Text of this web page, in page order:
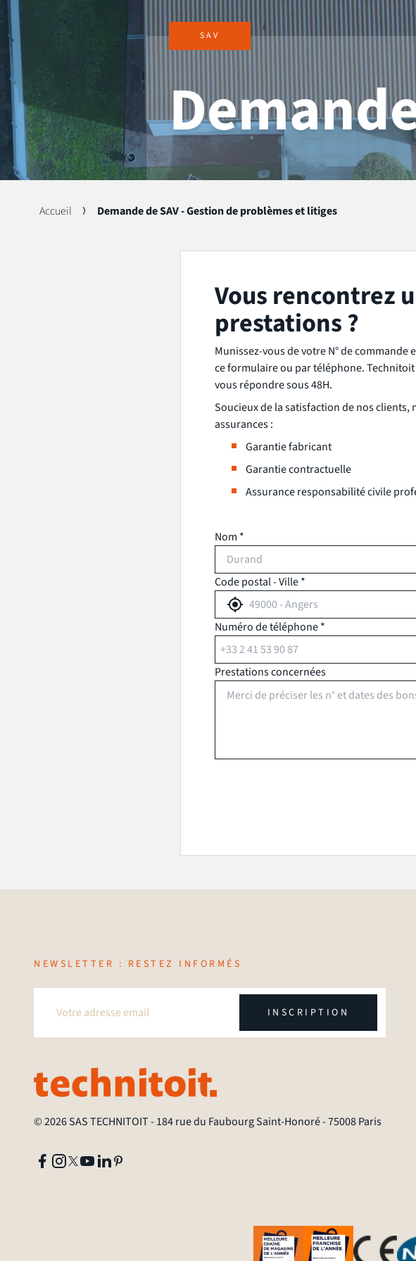
SAV
Accueil Demande de SAV - Gestion de problèmes et litiges
Vous rencontrez
prestations ?
Munissez-vous de votre N° de
ce formulaire ou par téléphone.
vous répondre sous 48H.
Soucieux de la satisfaction de nos
assurances :
Garantie fabricant
Garantie contractuelle
Assurance responsabilité civile
Nom *
Code postal - Ville *
Numéro de téléphone *
Prestations concernées
NEWSLETTER : RESTEZ INFORMÉS
INSCRIPTION
© 2026 SAS TECHNITOIT-184 rue du Faubourg Saint-Honoré - 75008 Paris